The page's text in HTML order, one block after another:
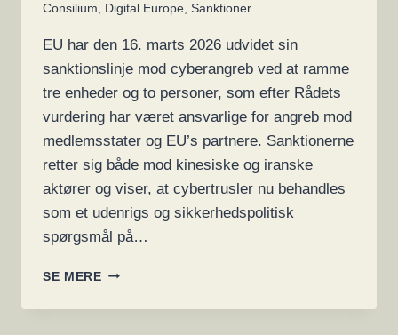
Consilium
Digital Europe Sanktioner
EU har den 16. marts 2026 udvidet sin
sanktionslinje mod cyberangreb ved at ramme
tre enheder og to personer, som efter Rådets
vurdering har været ansvarlige for angreb mod
medlemsstater og EU’s partnere. Sanktionerne
retter sig både mod kinesiske og iranske
aktører og viser, at cybertrusler nu behandles
som et udenrigs og sikkerhedspolitisk
spørgsmål på…
SE MEREEU
SANKTIONSSPORET